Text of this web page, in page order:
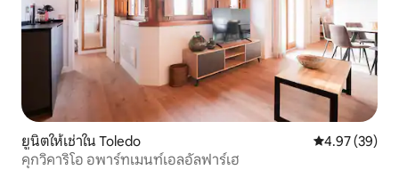
ยูนิตให้เช่าใน Toledo คะแนนเฉลี่ย
4.97 (39)
คุกวิคาริโอ อพาร์ทเมนท์เอลอัลฟาร์เฮ